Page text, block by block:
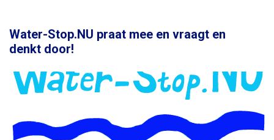
Water-Stop.NU praat mee en vraagt en
denkt door!